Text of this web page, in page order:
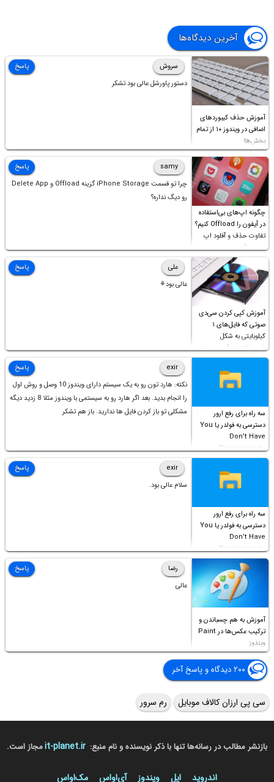
آخرین دیدگاه‌ها
آموزش حذف کیبوردهای
اضافی در ویندوز ۱۰ از تمام
بخش‌ها
سروش
دستور پاورشل عالی بود تشکر
پاسخ
چگونه اپ‌های بی‌استفاده
در آیفون را Offload کنیم؟
تفاوت حذف و آفلود اپ
چیست؟
samy
چرا تو قسمت iPhone Storage گزینه Offload و Delete App
رو دیگ نداره؟
پاسخ
آموزش کپی کردن سی‌دی
صوتی که فایل‌های ۱
کیلوبایتی به شکل
شورت‌کات در آن موجود
است!
علی
عالی بود⚘
پاسخ
سه راه برای رفع ارور
دسترسی به فولدر یا You
Don’t Have
Permission to
Access this folder
exir
نکته: هارد تون رو به یک سیستم دارای ویندوز 10 وصل و روش اول
را انجام بدید. بعد اگر هارد رو به سیستمی با ویندوز مثلا 8 زدید دیگه
مشکلی تو باز کردن فایل ها ندارید. باز هم تشکر
پاسخ
سه راه برای رفع ارور
دسترسی به فولدر یا You
Don’t Have
Permission to
Access this folder
exir
سلام عالی بود.
پاسخ
آموزش به هم چسباندن و
ترکیب عکس‌ها در Paint
ویندوز
رضا
عالی
پاسخ
۲۰۰ دیدگاه و پاسخ آخر
سی پی ارزان کالاف موبایل رم سرور
بازنشر مطالب در رسانه‌ها تنها با ذکر نویسنده و نام منبع: it-planet.irمجاز است.
اندروید اپل ویندوز آی‌او‌اس مک‌او‌اس